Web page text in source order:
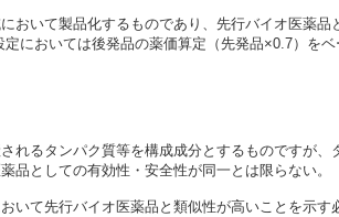
おいて製品化するものであり、先行バイオ医薬
においては後発品の薬価算定（先発品×0.7）を
れるタンパク質等を構成成分とするものですが、
としての有効性・安全性が同一とは限らない。
いて先行バイオ医薬品と類似性が高いことを示